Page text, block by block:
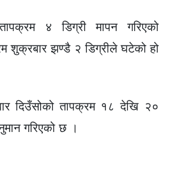
४ डिग्री मापन गरिएको
शुक्रबार झण्डै २ डिग्रीले घटेको हो
दिउँसोको तापक्रम १८ देखि २०
गरिएको छ ।